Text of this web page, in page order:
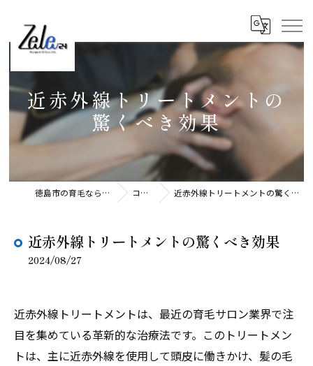
近赤外線トリートメントの
驚くべき効果
徳島市の育毛ならZele24 コラム 近赤外線トリートメントの驚くべき効果
近赤外線トリートメントの驚くべき効果
2024/08/27
近赤外線トリートメントは、最近の育毛サロン業界で注
目を集めている革新的な治療法です。このトリートメン
トは、主に近赤外線を使用して頭皮に働きかけ、髪の毛